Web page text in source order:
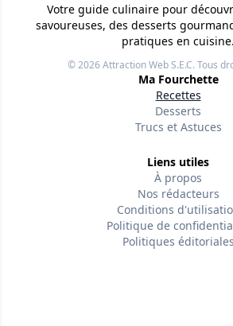
Votre guide culinaire pour
savoureuses, des desserts
pratiques en cuisine.
© 2026Attraction Web S.E.C.Tous
Ma Fourchette
Recettes
Desserts
Trucs et Astuces
Liens utiles
À propos
Nos rédacteurs
Conditions
Politique de
Politiques éditoriales